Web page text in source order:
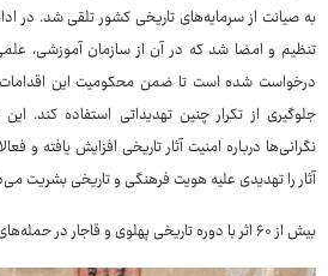
به صیانت از سرمایه‌های تاریخی کشور تلقی شد. در
تنظیم و امضا شد که در آن از سازمان آموزشی،
درخواست شده است تا ضمن محکومیت این
جلوگیری از تکرار چنین تهدیداتی استفاده کند.
نگرانی‌ها درباره امنیت آثار تاریخی افزایش یافته و
آثار را تهدیدی علیه هویت فرهنگی و تاریخی بشریت
بیش از ۶۰ اثر با دوره تاریخی پهلوی و قاجار در حمله‌های هوایی به تهران آسیب دیده‌اند